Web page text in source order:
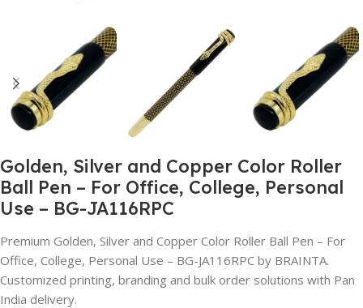
Golden, Silver and Copper Color Roller
Ball Pen – For Office, College, Personal
Use – BG-JA116RPC
Premium Golden, Silver and Copper Color Roller Ball Pen – For
Office, College, Personal Use – BG-JA116RPC by BRAINTA.
Customized printing, branding and bulk order solutions with Pan
India delivery.